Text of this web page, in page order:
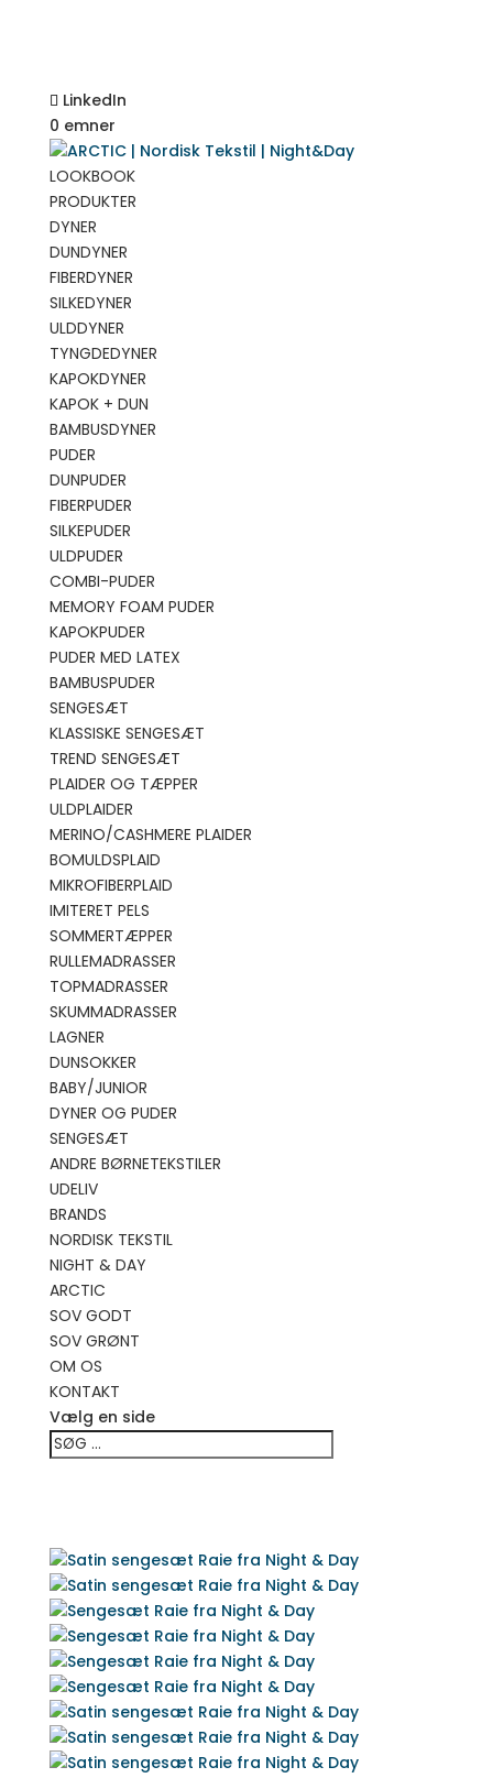
LinkedIn
0 emner
LOOKBOOK
PRODUKTER
DYNER
DUNDYNER
FIBERDYNER
SILKEDYNER
ULDDYNER
TYNGDEDYNER
KAPOKDYNER
KAPOK + DUN
BAMBUSDYNER
PUDER
DUNPUDER
FIBERPUDER
SILKEPUDER
ULDPUDER
COMBI-PUDER
MEMORY FOAM PUDER
KAPOKPUDER
PUDER MED LATEX
BAMBUSPUDER
SENGESÆT
KLASSISKE SENGESÆT
TREND SENGESÆT
PLAIDER OG TÆPPER
ULDPLAIDER
MERINO/CASHMERE PLAIDER
BOMULDSPLAID
MIKROFIBERPLAID
IMITERET PELS
SOMMERTÆPPER
RULLEMADRASSER
TOPMADRASSER
SKUMMADRASSER
LAGNER
DUNSOKKER
BABY/JUNIOR
DYNER OG PUDER
SENGESÆT
ANDRE BØRNETEKSTILER
UDELIV
BRANDS
NORDISK TEKSTIL
NIGHT & DAY
ARCTIC
SOV GODT
SOV GRØNT
OM OS
KONTAKT
Vælg en side